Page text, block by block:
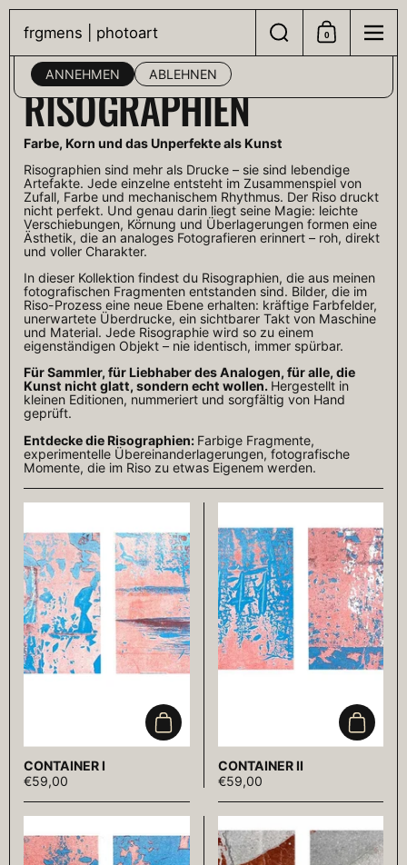
frgmens | photoart
Einkaufswagen
0 Menü
Startseite / Kollektionen / Risographien
RISOGRAPHIEN
Farbe, Korn und das Unperfekte als Kunst
Risographien sind mehr als Drucke – sie sind lebendige
Artefakte. Jede einzelne entsteht im Zusammenspiel von
Zufall, Farbe und mechanischem Rhythmus. Der Riso druckt
nicht perfekt. Und genau darin liegt seine Magie: leichte
Verschiebungen, Körnung und Überlagerungen formen eine
Ästhetik, die an analoges Fotografieren erinnert – roh, direkt
und voller Charakter.
In dieser Kollektion findest du Risographien, die aus meinen
fotografischen Fragmenten entstanden sind. Bilder, die im
Riso-Prozess eine neue Ebene erhalten: kräftige Farbfelder,
unerwartete Überdrucke, ein sichtbarer Takt von Maschine
und Material. Jede Risographie wird so zu einem
eigenständigen Objekt – nie identisch, immer spürbar.
Für Sammler, für Liebhaber des Analogen, für alle, die
Kunst nicht glatt, sondern echt wollen. Hergestellt in
kleinen Editionen, nummeriert und sorgfältig von Hand
geprüft.
Entdecke die Risographien: Farbige Fragmente,
experimentelle Übereinanderlagerungen, fotografische
Momente, die im Riso zu etwas Eigenem werden.
In den Warenkorb
CONTAINER I
€59,00
In den
CONTAINER II
€59,00
Diese Website verwendet Cookies, um Ihnen die bestmögliche
ANNEHMEN ABLEHNEN